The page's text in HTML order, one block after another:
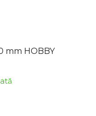
mm HOBBY